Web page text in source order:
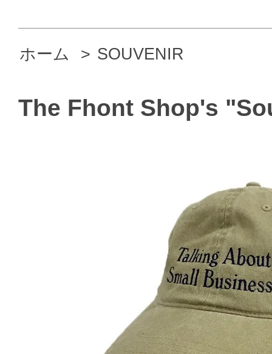
ホーム > SOUVENIR
The Fhont Shop's